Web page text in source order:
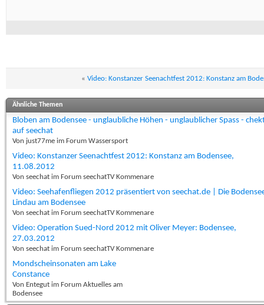
« Video: Konstanzer Seenachtfest 2012: Konstanz am
Ähnliche Themen
Bloben am Bodensee - unglaubliche Höhen - unglaublicher Spass -
auf seechat
Von just77me im Forum Wassersport
Video: Konstanzer Seenachtfest 2012: Konstanz am Bodensee,
11.08.2012
Von seechat im Forum seechatTV Kommenare
Video: Seehafenfliegen 2012 präsentiert von seechat.de | Die
Lindau am Bodensee
Von seechat im Forum seechatTV Kommenare
Video: Operation Sued-Nord 2012 mit Oliver Meyer: Bodensee,
27.03.2012
Von seechat im Forum seechatTV Kommenare
Mondscheinsonaten am Lake
Constance
Von Entegut im Forum Aktuelles am
Bodensee